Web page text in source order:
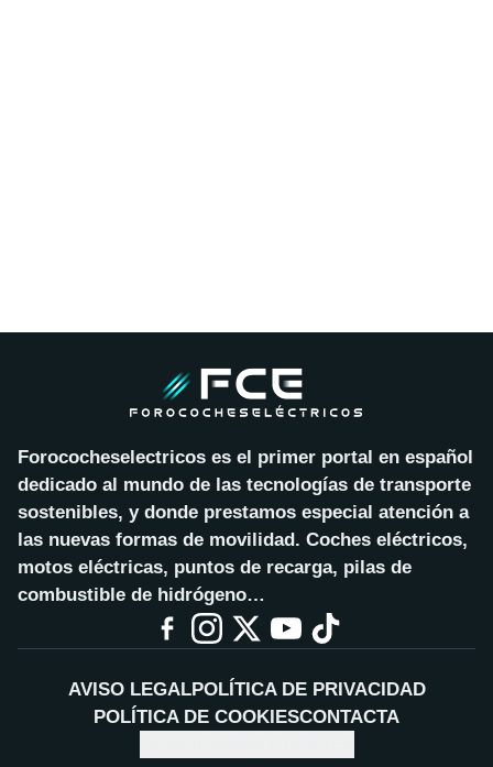
Forococheselectricos es el primer portal en español
dedicado al mundo de las tecnologías de transporte
sostenibles, y donde prestamos especial atención a
las nuevas formas de movilidad. Coches eléctricos,
motos eléctricas, puntos de recarga, pilas de
combustible de hidrógeno…
AVISO LEGALPOLÍTICA DE PRIVACIDAD
POLÍTICA DE COOKIESCONTACTA